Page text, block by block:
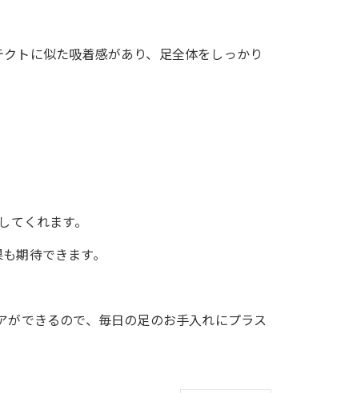
トに似た吸着感があり、足全体をしっかり
くれます。
期待できます。
できるので、毎日の足のお手入れにプラス